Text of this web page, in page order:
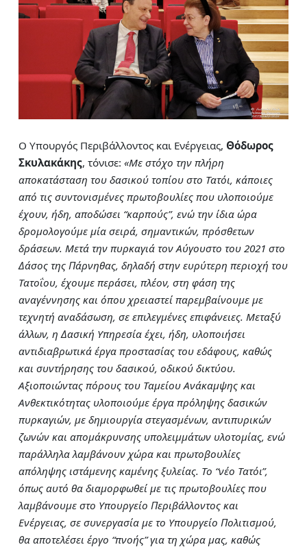
Ο Υπουργός Περιβάλλοντος και Ενέργειας, Θόδωρος
Σκυλακάκης, τόνισε:«Με στόχο την πλήρη
αποκατάσταση του δασικού τοπίου στο Τατόι, κάποιες
από τις συντονισμένες πρωτοβουλίες που υλοποιούμε
έχουν, ήδη, αποδώσει “καρπούς”, ενώ την ίδια ώρα
δρομολογούμε μία σειρά, σημαντικών, πρόσθετων
δράσεων. Μετά την πυρκαγιά τον Αύγουστο του 2021 στο
Δάσος της Πάρνηθας, δηλαδή ​στην ευρύτερη περιοχή του
Τατοΐου, έχουμε περάσει, πλέον, στη φάση της
αναγέννησης και όπου χρειαστεί παρεμβαίνουμε με
τεχνητή αναδάσωση, σε επιλεγμένες επιφάνειες. Μεταξύ
άλλων, η Δασική Υπηρεσία έχει, ήδη, υλοποιήσει
αντιδιαβρωτικά έργα προστασίας του εδάφους, καθώς
και συντήρησης του δασικού, οδικού δικτύου.
Αξιοποιώντας πόρους του Ταμείου Ανάκαμψης και
Ανθεκτικότητας υλοποιούμε έργα πρόληψης δασικών
πυρκαγιών, με δημιουργία στεγασμένων, αντιπυρικών
ζωνών και απομάκρυνσης υπολειμμάτων υλοτομίας, ενώ
παράλληλα λαμβάνουν χώρα και πρωτοβουλίες
απόληψης ιστάμενης καμένης ξυλείας. Το “νέο Τατόι”,
όπως αυτό θα διαμορφωθεί με τις πρωτοβουλίες που
λαμβάνουμε στο Υπουργείο Περιβάλλοντος και
Ενέργειας, σε συνεργασία με το Υπουργείο Πολιτισμού,
θα αποτελέσει έργο “πνοής” για τη χώρα μας, καθώς